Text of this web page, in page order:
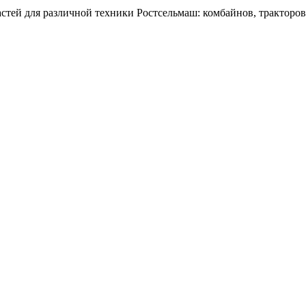
для различной техники Ростсельмаш: комбайнов,